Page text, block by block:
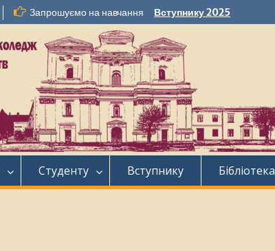
Запрошуємо на навчання Вступнику 2025
Студенту Вступнику Бібліотека